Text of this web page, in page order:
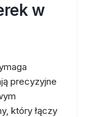
w
precyzyjne
który łączy